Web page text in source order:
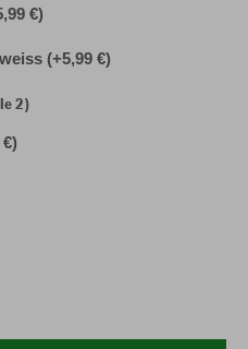
€)
(+5,99 €)
2)
€)